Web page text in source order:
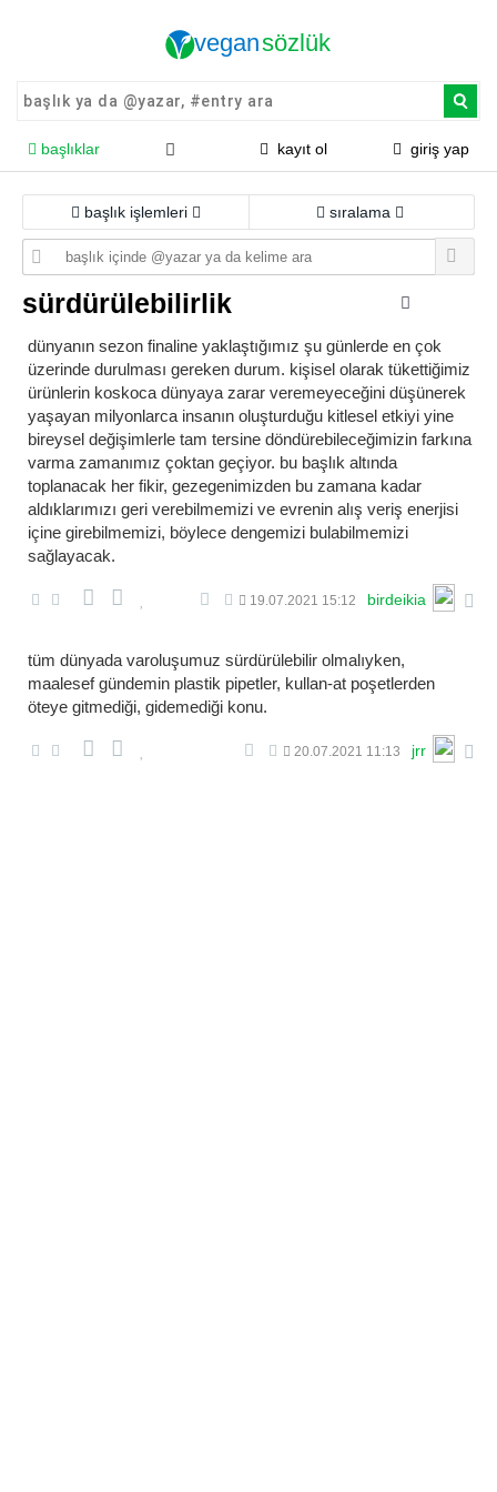
başlıklar kayıt ol giriş yap
başlık işlemleri sıralama
sürdürülebilirlik
dünyanın sezon finaline yaklaştığımız şu günlerde en çok
üzerinde durulması gereken durum. kişisel olarak tükettiğimiz
ürünlerin koskoca dünyaya zarar veremeyeceğini düşünerek
yaşayan milyonlarca insanın oluşturduğu kitlesel etkiyi yine
bireysel değişimlerle tam tersine döndürebileceğimizin farkına
varma zamanımız çoktan geçiyor. bu başlık altında
toplanacak her fikir, gezegenimizden bu zamana kadar
aldıklarımızı geri verebilmemizi ve evrenin alış veriş enerjisi
içine girebilmemizi, böylece dengemizi bulabilmemizi
sağlayacak.
19.07.2021 15:12 birdeikia
tüm dünyada varoluşumuz sürdürülebilir olmalıyken,
maalesef gündemin plastik pipetler, kullan-at poşetlerden
öteye gitmediği, gidemediği konu.
20.07.2021 11:13 jrr